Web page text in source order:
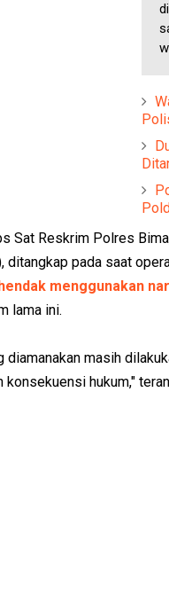
Sat Reskrim Polres
ditangkap pada saat
menggunakan
lama ini.
diamanakan masih
hukum,"